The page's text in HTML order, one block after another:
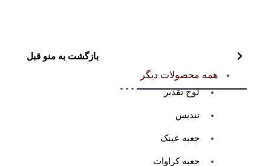
بازگشت به منو قبل
همه محصولات دیگر
لوح تقدیر
تندیس
جعبه عینک
جعبه کراوات